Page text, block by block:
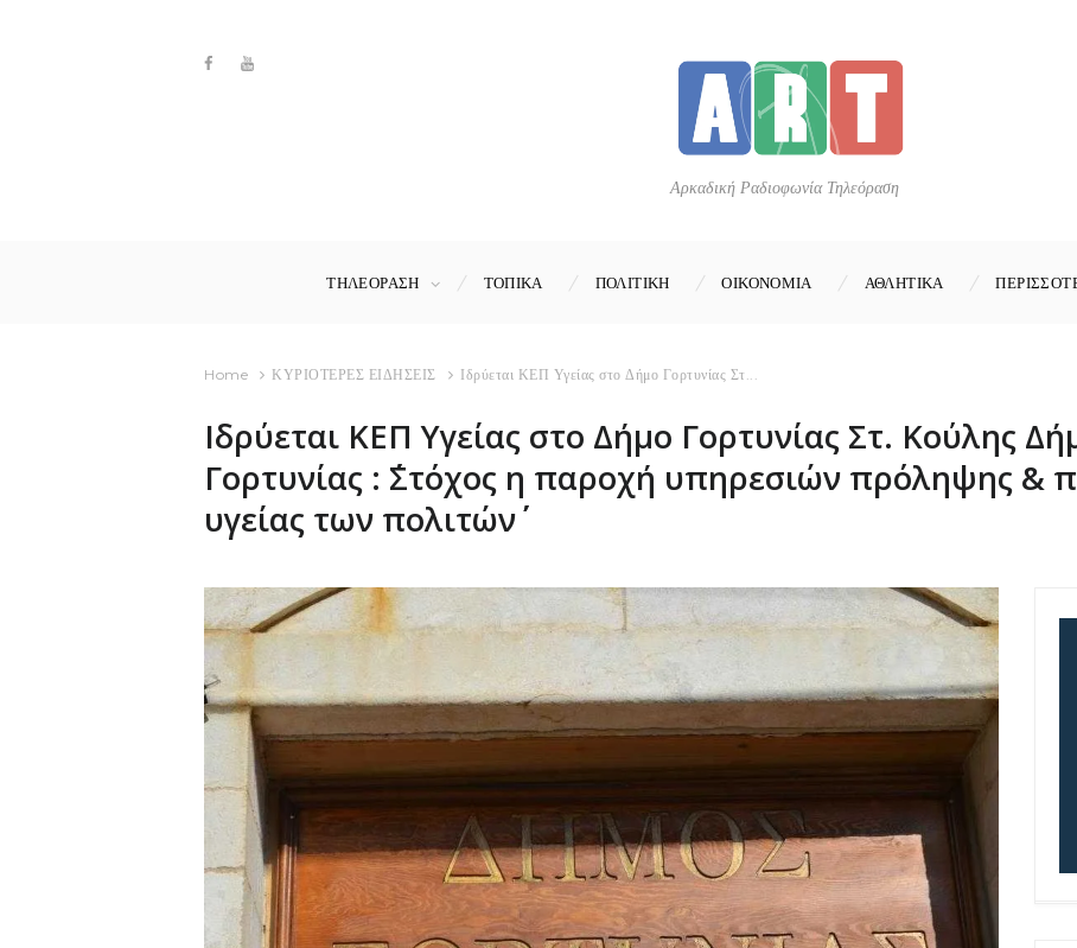
Αρκαδική Ραδιοφωνία Τηλεόραση
ΤΗΛΕΟΡΑΣΗ ΤΟΠΙΚΑ ΠΟΛΙΤΙΚΗ ΟΙΚΟΝΟΜΙΑ ΑΘΛΗΤΙΚΑ
Home ΚΥΡΙΟΤΕΡΕΣ ΕΙΔΗΣΕΙΣ Ιδρύεται ΚΕΠ Υγείας στο Δήμο Γορτυνίας Στ...
Ιδρύεται ΚΕΠ Υγείας στο Δήμο Γορτυνίας Στ. Κούλης
Γορτυνίας : ΄΄Στόχος η παροχή υπηρεσιών πρόληψης &
υγείας των πολιτών΄΄